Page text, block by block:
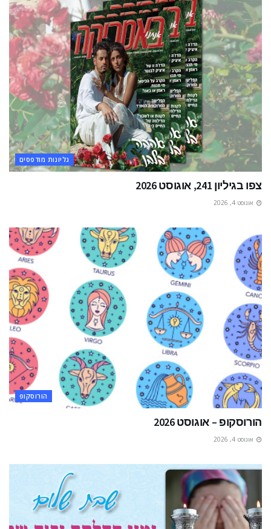
גליונות מודפסים
צפו בגיליון 241, אוגוסט 2026
אוגוסט 4, 2026
הורוסקופ
הורוסקופ – אוגוסט 2026
אוגוסט 4, 2026